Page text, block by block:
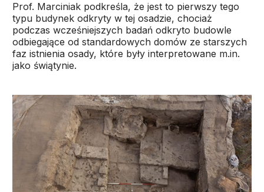
Prof. Marciniak podkreśla, że jest to pierwszy tego
typu budynek odkryty w tej osadzie, chociaż
podczas wcześniejszych badań odkryto budowle
odbiegające od standardowych domów ze starszych
faz istnienia osady, które były interpretowane m.in.
jako świątynie.